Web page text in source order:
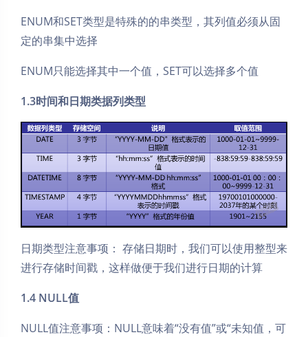
ENUM和SET类型是特殊的的串类型，其列值必须从固
定的串集中选择
ENUM只能选择其中一个值，SET可以选择多个值
1.3时间和日期类据列类型
日期类型注意事项： 存储日期时，我们可以使用整型来
进行存储时间戳，这样做便于我们进行日期的计算
1.4 NULL值
NULL值注意事项：NULL意味着“没有值”或“未知值，可